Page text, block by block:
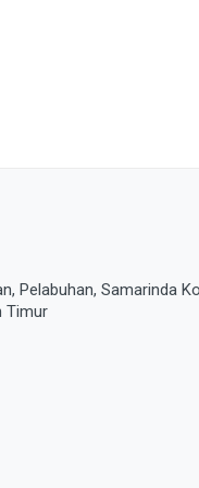
Pelabuhan, Samarinda
Timur